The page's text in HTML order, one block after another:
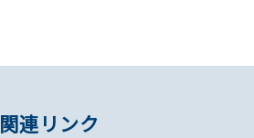
関連リンク